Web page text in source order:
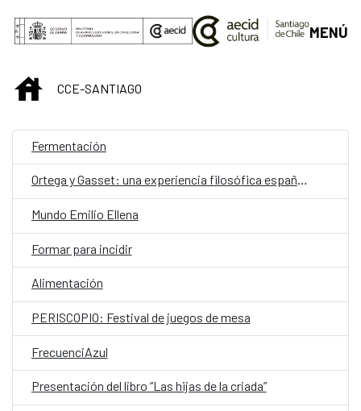
Saltar al contenido principal
MENÚ
INICIOCCE-SANTIAGO
Fermentación
Ortega y Gasset: una experiencia filosófica española
Mundo Emilio Ellena
Formar para incidir
Alimentación
PERISCOPIO: Festival de juegos de mesa
FrecuenciAzul
Presentación del libro “Las hijas de la criada”